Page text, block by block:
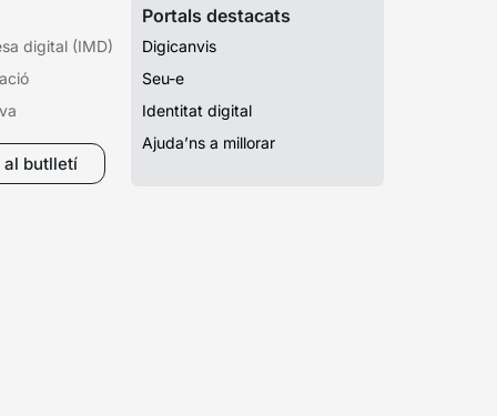
digital (IMD)
butlletí
Portals destacats
Digicanvis
Seu-e
Identitat digital
Ajuda’ns a millorar